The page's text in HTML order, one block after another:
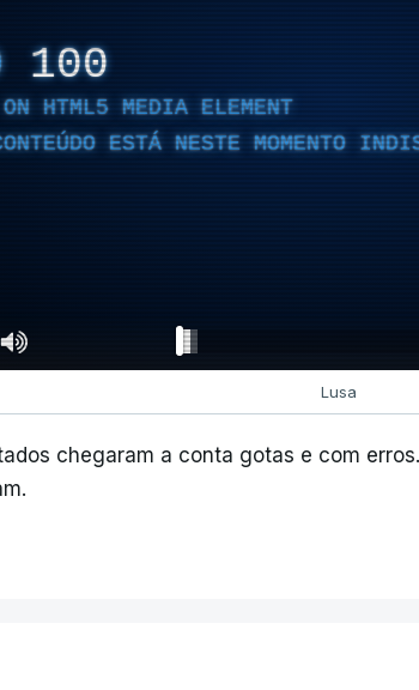
100
ON HTML5 MEDIA ELEMENT
ESTÁ NESTE MOMENTO
Lusa
chegaram a conta gotas e com